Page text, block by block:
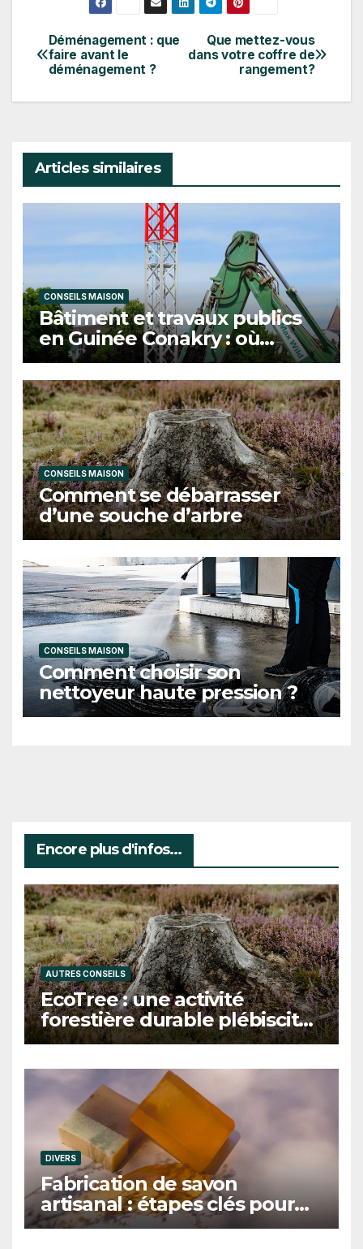
Navigation
de
Que mettez-vous
dans votre coffre de
rangement?
Déménagement : que
faire avant le
déménagement ?
Articles similaires
CONSEILS MAISON
Bâtiment et travaux publics
en Guinée Conakry : où
trouver des professionnels ?
CONSEILS MAISON
Comment se débarrasser
d’une souche d’arbre
CONSEILS MAISON
Comment choisir son
nettoyeur haute pression ?
Encore plus d'infos...
AUTRES CONSEILS
EcoTree : une activité
forestière durable plébiscitée
par les clients et les acteurs
DIVERS
Fabrication de savon
artisanal : étapes clés pour
réussir ses premiers savons